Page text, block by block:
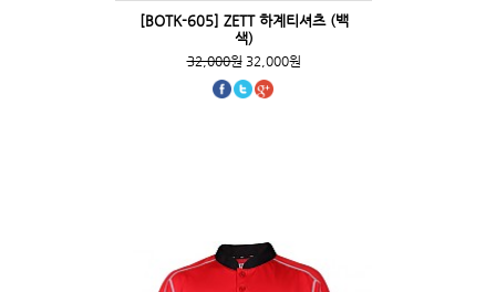
[BOTK-605] ZETT 하계티셔츠 (백
색)
32,000원32,000원